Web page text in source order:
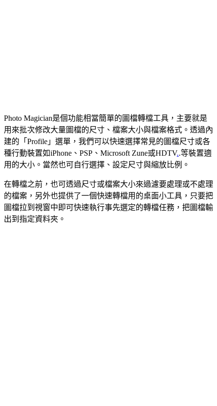
Photo Magician是個功能相當簡單的圖檔轉檔工具，主要就是
用來批次修改大量圖檔的尺寸、檔案大小與檔案格式。透過內
建的「Profile」選單，我們可以快速選擇常見的圖檔尺寸或各
種行動裝置如iPhone、PSP、Microsoft Zune或HDTV..等裝置適
用的大小。當然也可自行選擇、設定尺寸與縮放比例。
在轉檔之前，也可透過尺寸或檔案大小來過濾要處理或不處理
的檔案，另外也提供了一個快速轉檔用的桌面小工具，只要把
圖檔拉到視窗中即可快速執行事先選定的轉檔任務，把圖檔輸
出到指定資料夾。